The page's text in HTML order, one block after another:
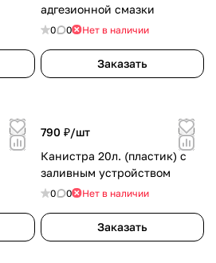
адгезионной смазки
0 0 Нет в наличии
Заказать
790 ₽/шт
Канистра 20л. (пластик) с
заливным устройством
0 0 Нет в наличии
Заказать